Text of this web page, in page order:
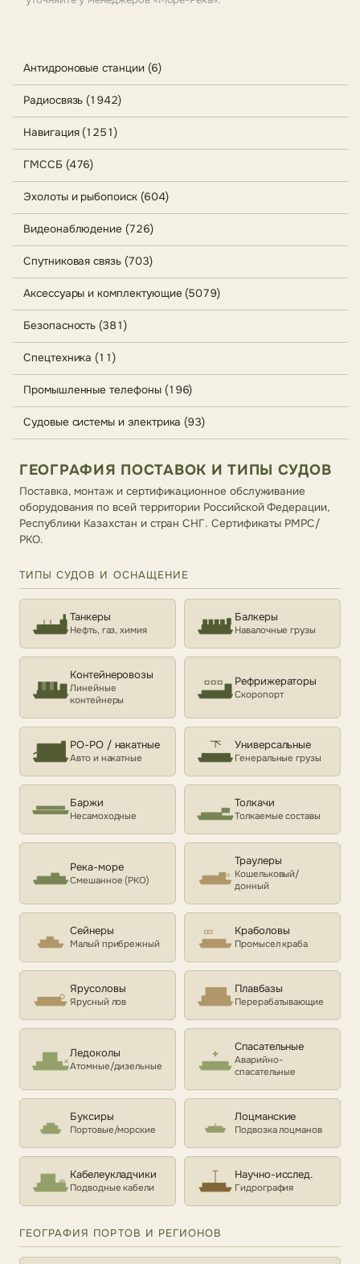
Антидроновые станции (6)
Радиосвязь (1942)
Навигация (1251)
ГМССБ (476)
Эхолоты и рыбопоиск (604)
Видеонаблюдение (726)
Спутниковая связь (703)
Аксессуары и комплектующие (5079)
Безопасность (381)
Спецтехника (11)
Промышленные телефоны (196)
Судовые системы и электрика (93)
ГЕОГРАФИЯ ПОСТАВОК И ТИПЫ СУДОВ
Поставка, монтаж и сертификационное обслуживание
оборудования по всей территории Российской Федерации,
Республики Казахстан и стран СНГ. Сертификаты РМРС/
РКО.
ТИПЫ СУДОВ И ОСНАЩЕНИЕ
Танкеры
Нефть, газ, химия
Балкеры
Навалочные грузы
Контейнеровозы
Линейные
контейнеры
Рефрижераторы
Скоропорт
РО-РО / накатные
Авто и накатные
Универсальные
Генеральные грузы
Баржи
Несамоходные
Толкачи
Толкаемые составы
Река-море
Смешанное (РКО)
Траулеры
Кошельковый/
донный
Сейнеры
Малый прибрежный
Краболовы
Промысел краба
Ярусоловы
Ярусный лов
Плавбазы
Перерабатывающие
Ледоколы
Атомные/дизельные
Спасательные
Аварийно-
спасательные
Буксиры
Портовые/морские
Лоцманские
Подвозка лоцманов
Кабелеукладчики
Подводные кабели
Научно-исслед.
Гидрография
ГЕОГРАФИЯ ПОРТОВ И РЕГИОНОВ